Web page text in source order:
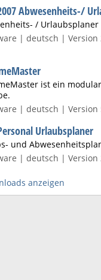
Abwesenheits-/
/ Urlaubsplaner
| deutsch | Version
ist ein
| deutsch | Version
Urlaubsplaner
und
| deutsch | Version
anzeigen